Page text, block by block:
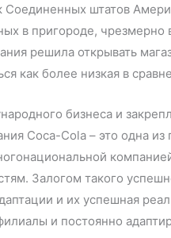
штатов
в пригороде, чрезмерно
решила открывать
как более низкая в
бизнеса и
Coca-Cola – это одна
Залогом такого
и их успешная
и постоянно